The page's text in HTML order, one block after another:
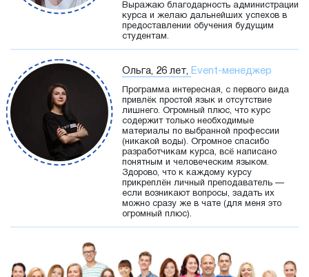
Выражаю благодарность администрации
курса и желаю дальнейших успехов в
предоставлении обучения будущим
студентам.
Ольга, 26 лет, Event-менеджер
Программа интересная, с первого вида
привлёк простой язык и отсутствие
лишнего. Огромный плюс, что курс
содержит только необходимые
материалы по выбранной профессии
(никакой воды). Огромное спасибо
разработчикам курса, всё написано
понятным и человеческим языком.
Здорово, что к каждому курсу
прикреплён личный преподаватель —
если возникают вопросы, задать их
можно сразу же в чате (для меня это
огромный плюс).